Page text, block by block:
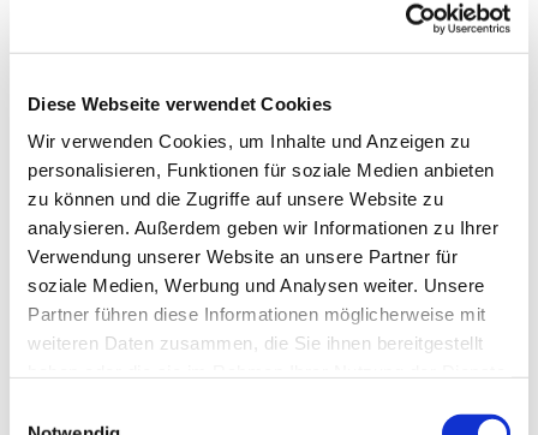
Diese Webseite verwendet Cookies
Wir verwenden Cookies, um Inhalte und Anzeigen zu
personalisieren, Funktionen für soziale Medien anbieten
zu können und die Zugriffe auf unsere Website zu
analysieren. Außerdem geben wir Informationen zu Ihrer
Verwendung unserer Website an unsere Partner für
soziale Medien, Werbung und Analysen weiter. Unsere
Partner führen diese Informationen möglicherweise mit
weiteren Daten zusammen, die Sie ihnen bereitgestellt
Aufrufe zu Hass und Gewalt verletzten diesen Grundkonsens.
Sie hätten erhebliche Auswirkungen auf die betroffenen
„Politischer Meinungsaustausch ist nur in einer Gesellschaft
möglich, in der wir ohne Angst verschieden sein können.“
Für Christinnen und Christen sei ein wertschätzender
Umgang miteinander Teil des Glaubens. „Wie in anderen
gesellschaftlichen Bereichen, so erleben wir auch auf allen
Ebenen der Kirche, dass Menschen, die öffentlich Position
beziehen, diffamiert, beleidigt und bedroht werden.“
Dem tritt die Landessynode der rheinischen Kirche mit aller
von Gesellschaft und Kirche keinen Platz“, so die klare